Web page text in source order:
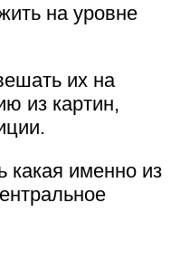
на уровне
их на
из картин,
какая именно из